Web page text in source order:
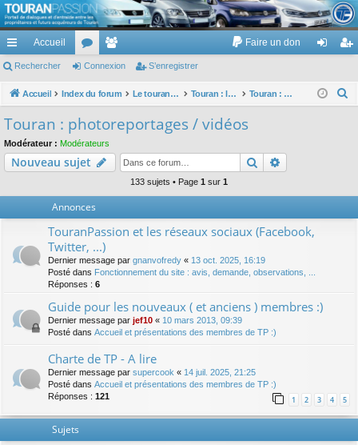
TouranPassion
Le forum des propriétaires ou futurs acquéreurs du Volkswagen Touran
cc
ès
pi
de
Accueil
or
u
e
m
Faire un don
ne nr
Rechercher Connexion S’enregistrer
Accueil Index du forum Le touran dans ses versions I (V1 V2 V3) et II ... Touran : les modèles, les prix, les achats, les options, ... Touran : photoreportages / vidéos
c
Touran : photoreportages / vidéos
Modérateur : Modérateurs
Nouveau sujet Rechercher
133 sujets • Page 1 sur 1
Annonces
TouranPassion et les réseaux sociaux (Facebook,
Twitter, ...)
Dernier message par gnanvofredy « 13 oct. 2025, 16:19
Posté dans Fonctionnement du site : avis, demande, observations, ...
Réponses : 6
Guide pour les nouveaux ( et anciens ) membres :)
Dernier message par jef10 « 10 mars 2013, 09:39
Posté dans Accueil et présentations des membres de TP :)
Charte de TP - A lire
Dernier message par supercook « 14 juil. 2025, 21:25
Posté dans Accueil et présentations des membres de TP :)
Réponses : 121 1 2 3 4 5
Sujets